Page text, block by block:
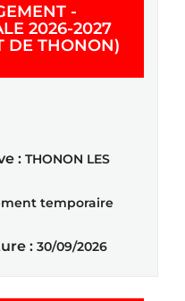
-
2026-2027
DE THONON)
: THONON LES
temporaire
: 30/09/2026